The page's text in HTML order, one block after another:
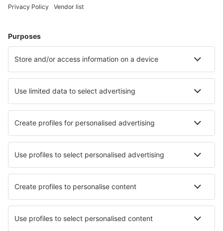
Trujillo Carlos Martinez de Pinillos (TRU)
Yurimaguas M.Benzaquen Rengifo (YMS)